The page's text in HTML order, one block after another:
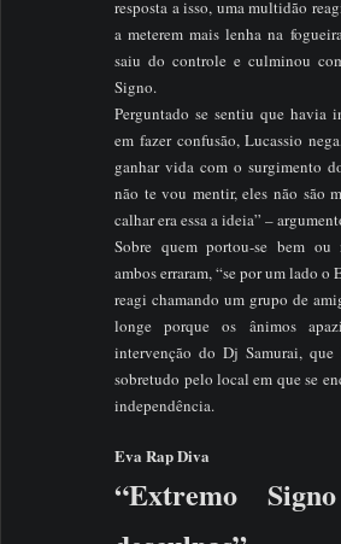
resposta a isso, uma multidão
a meterem mais lenha na
saiu do controle e culminou
Signo.
Perguntado se sentiu que havia
em fazer confusão, Lucassio
ganhar vida com o surgimento
não te vou mentir, eles não são
calhar era essa a ideia” –
Sobre quem portou-se bem ou
ambos erraram, “se por um lado
reagi chamando um grupo de
longe porque os ânimos
intervenção do Dj Samurai,
sobretudo pelo local em que se
independência.
Eva Rap Diva
“Extremo